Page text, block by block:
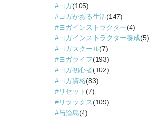
ヨガ(105)
ヨガがある生活(147)
ヨガインストラクター(4)
ヨガインストラクター養成(5)
ヨガスクール(7)
ヨガライフ(193)
ヨガ初心者(102)
ヨガ資格(83)
リセット (7)
リラックス(109)
与論島(4)